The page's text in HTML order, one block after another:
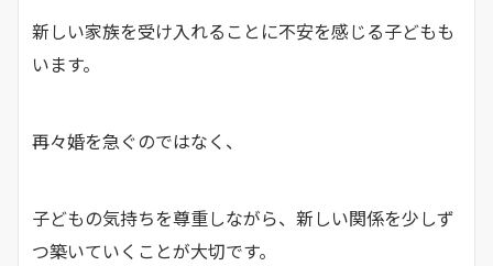
新しい家族を受け入れることに不安を感じる子どもも
います。
再々婚を急ぐのではなく、
子どもの気持ちを尊重しながら、新しい関係を少しず
つ築いていくことが大切です。